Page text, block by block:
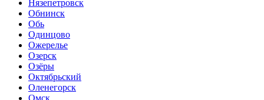
Нязепетровск
Обнинск
Обь
Одинцово
Ожерелье
Озерск
Озёры
Октябрьский
Оленегорск
Омск